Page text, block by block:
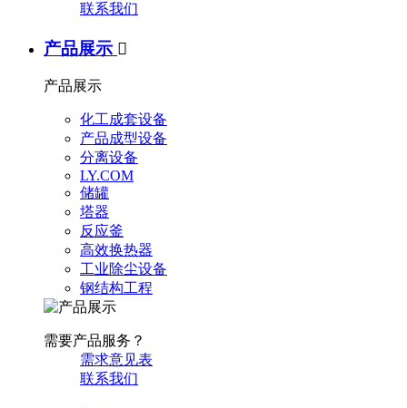
联系我们
产品展示 
产品展示
化工成套设备
产品成型设备
分离设备
LY.COM
储罐
塔器
反应釜
高效换热器
工业除尘设备
钢结构工程
需要产品服务？
需求意见表
联系我们